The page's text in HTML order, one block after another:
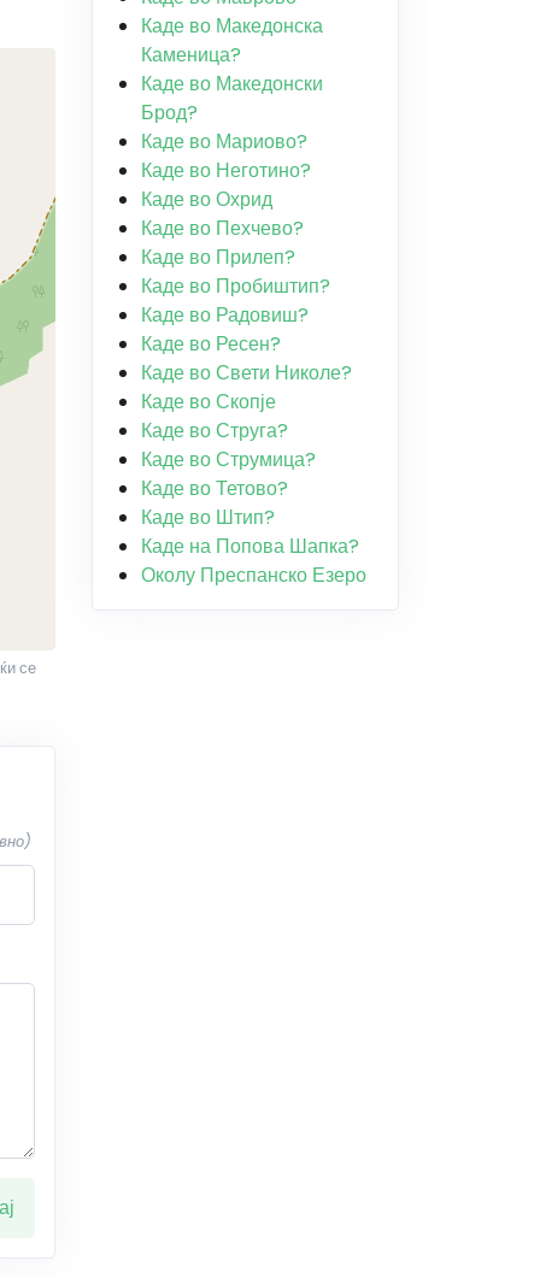
се
Каде во Македонска
Каменица?
Каде во Македонски
Брод?
Каде во Мариово?
Каде во Неготино?
Каде во Охрид
Каде во Пехчево?
Каде во Прилеп?
Каде во Пробиштип?
Каде во Радовиш?
Каде во Ресен?
Каде во Свети Николе?
Каде во Скопје
Каде во Струга?
Каде во Струмица?
Каде во Тетово?
Каде во Штип?
Каде на Попова Шапка?
Околу Преспанско Езеро